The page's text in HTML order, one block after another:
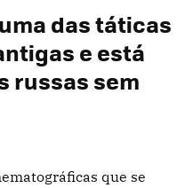
das táticas
e está
russas sem
que se